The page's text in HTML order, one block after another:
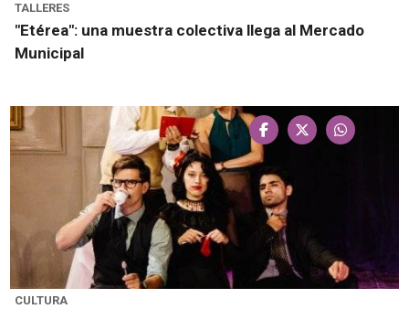
TALLERES
"Etérea": una muestra colectiva llega al Mercado
Municipal
CULTURA